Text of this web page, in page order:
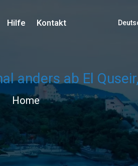
Hilfe Kontakt
anders ab El
Home